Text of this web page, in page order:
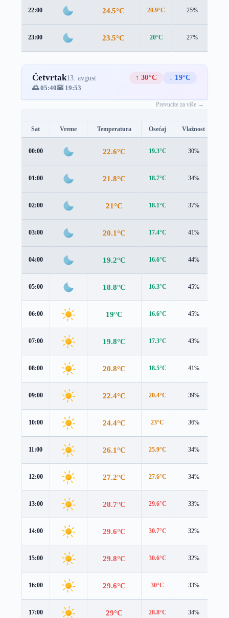
22:00 24.5°C 20.9°C 25%
23:00 23.5°C 20°C 27%
Četvrtak13. avgust ↑ 30°C
↓ 19°C
🌅 05:40🌇 19:53
Prevucite za više →
Sat Vreme Temperatura Osećaj Vlažnost
00:00 22.6°C 19.3°C 30%
01:00 21.8°C 18.7°C 34%
02:00 21°C 18.1°C 37%
03:00 20.1°C 17.4°C 41%
04:00 19.2°C 16.6°C 44%
05:00 18.8°C 16.3°C 45%
06:00 19°C 16.6°C 45%
07:00 19.8°C 17.3°C 43%
08:00 20.8°C 18.5°C 41%
09:00 22.4°C 20.4°C 39%
10:00 24.4°C 23°C 36%
11:00 26.1°C 25.9°C 34%
12:00 27.2°C 27.6°C 34%
13:00 28.7°C 29.6°C 33%
14:00 29.6°C 30.7°C 32%
15:00 29.8°C 30.6°C 32%
16:00 29.6°C 30°C 33%
17:00 29°C 28.8°C 34%